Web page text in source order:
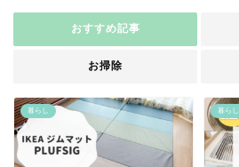
おすすめ記事
お掃除
暮らし 暮らし